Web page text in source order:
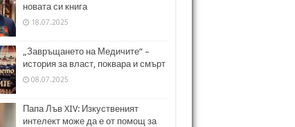
новата си книга
18.07.2025
„Завръщането на Медичите“ –
история за власт, поквара и смърт
08.07.2025
Папа Лъв XIV: Изкуственият
интелект може да е от помощ за